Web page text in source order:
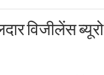
विजीलेंस ब्यूरो